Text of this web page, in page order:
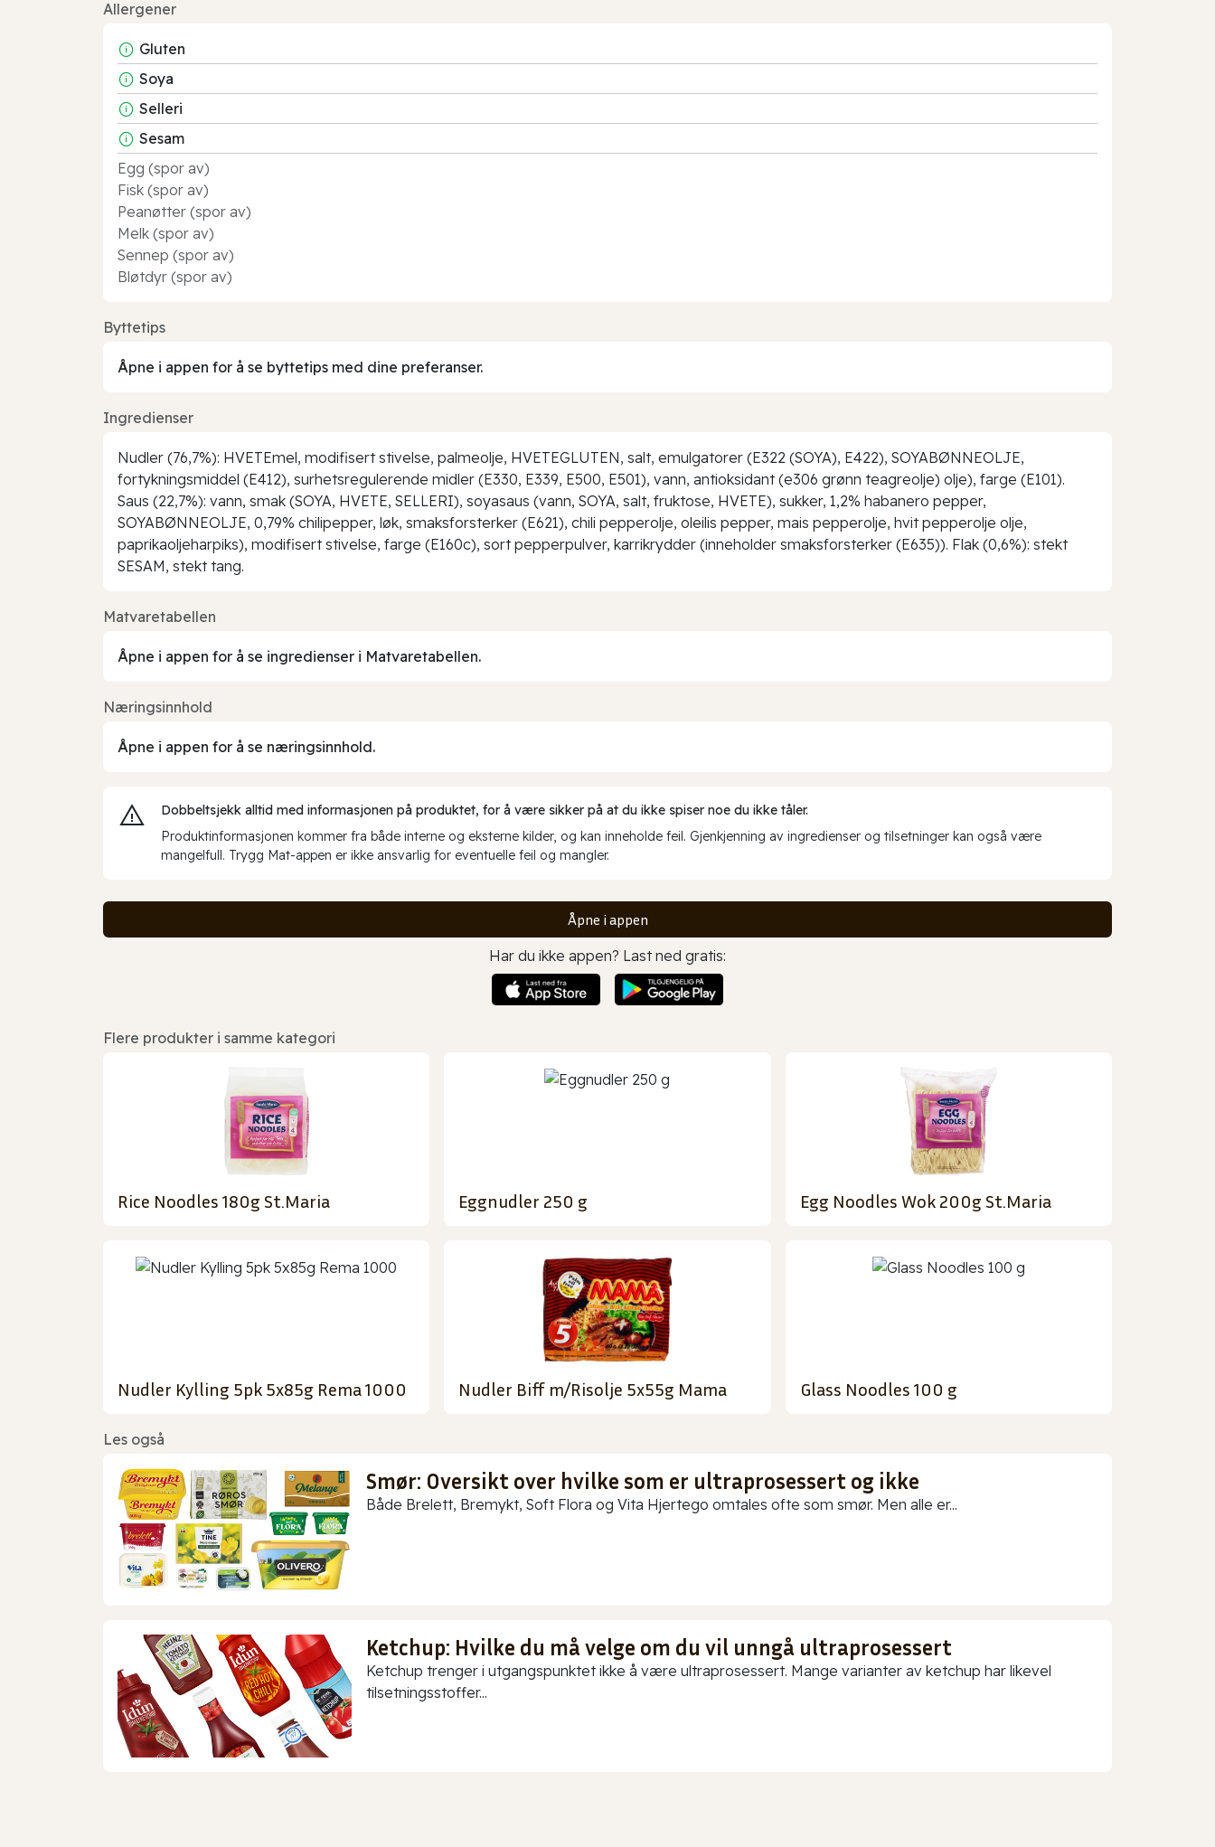
Allergener
Gluten
Soya
Selleri
Sesam
Egg (spor av)
Fisk (spor av)
Peanøtter (spor av)
Melk (spor av)
Sennep (spor av)
Bløtdyr (spor av)
Byttetips
Åpne i appen for å se byttetips med dine preferanser.
Ingredienser
Nudler (76,7%): HVETEmel, modifisert stivelse, palmeolje, HVETEGLUTEN, salt, emulgatorer (E322 (SOYA), E422), SOYABØNNEOLJE,
fortykningsmiddel (E412), surhetsregulerende midler (E330, E339, E500, E501), vann, antioksidant (e306 grønn teagreolje) olje), farge (E101).
Saus (22,7%): vann, smak (SOYA, HVETE, SELLERI), soyasaus (vann, SOYA, salt, fruktose, HVETE), sukker, 1,2% habanero pepper,
SOYABØNNEOLJE, 0,79% chilipepper, løk, smaksforsterker (E621), chili pepperolje, oleilis pepper, mais pepperolje, hvit pepperolje olje,
paprikaoljeharpiks), modifisert stivelse, farge (E160c), sort pepperpulver, karrikrydder (inneholder smaksforsterker (E635)). Flak (0,6%): stekt
SESAM, stekt tang.
Matvaretabellen
Åpne i appen for å se ingredienser i Matvaretabellen.
Næringsinnhold
Åpne i appen for å se næringsinnhold.
Dobbeltsjekk alltid med informasjonen på produktet, for å være sikker på at du ikke spiser noe du ikke tåler.
Produktinformasjonen kommer fra både interne og eksterne kilder, og kan inneholde feil. Gjenkjenning av ingredienser og tilsetninger kan også være
mangelfull. Trygg Mat-appen er ikke ansvarlig for eventuelle feil og mangler.
Åpne i appen
Har du ikke appen? Last ned gratis:
Flere produkter i samme kategori
Rice Noodles 180g St.Maria Eggnudler 250 g Egg Noodles Wok 200g St.Maria
Nudler Kylling 5pk 5x85g Rema 1000 Nudler Biff m/Risolje 5x55g Mama Glass Noodles 100 g
Les også
Smør: Oversikt over hvilke som er ultraprosessert og ikke
Både Brelett, Bremykt, Soft Flora og Vita Hjertego omtales ofte som smør. Men alle er...
Ketchup: Hvilke du må velge om du vil unngå ultraprosessert
Ketchup trenger i utgangspunktet ikke å være ultraprosessert. Mange varianter av ketchup har likevel
tilsetningsstoffer...